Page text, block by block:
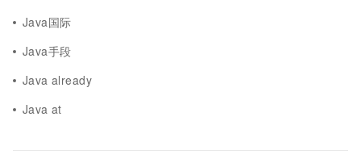
Java国际
Java手段
Java already
Java at